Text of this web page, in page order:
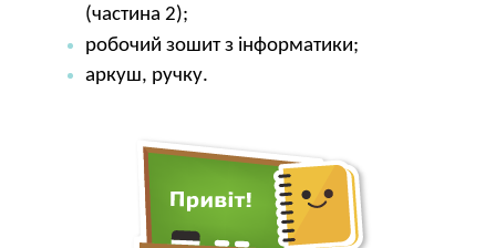
(частина 2);
робочий зошит з інформатики;
аркуш, ручку.